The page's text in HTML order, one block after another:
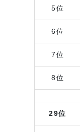
5位
6位
7位
8位
29位